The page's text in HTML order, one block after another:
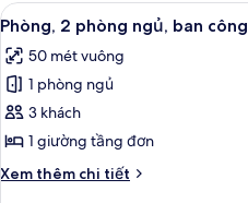
dùng
để
lọc
tìm
phòng
Xem
tất
cả
ảnh
Phòng,
2
phòng
ngủ,
6
Phòng, 2 phòng ngủ, ban
50 mét vuông
1 phòng ngủ
3 khách
1 giường tầng đơn
Xem thêm chi tiết
Chi